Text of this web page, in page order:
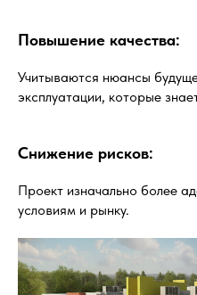
Повышение качества:
Учитываются нюансы
эксплуатации, которые
Снижение рисков:
Проект изначально более
условиям и рынку.